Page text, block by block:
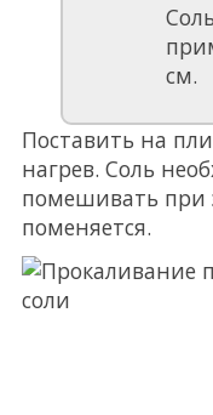
см.
Поставить на
нагрев. Соль
помешивать при
поменяется.